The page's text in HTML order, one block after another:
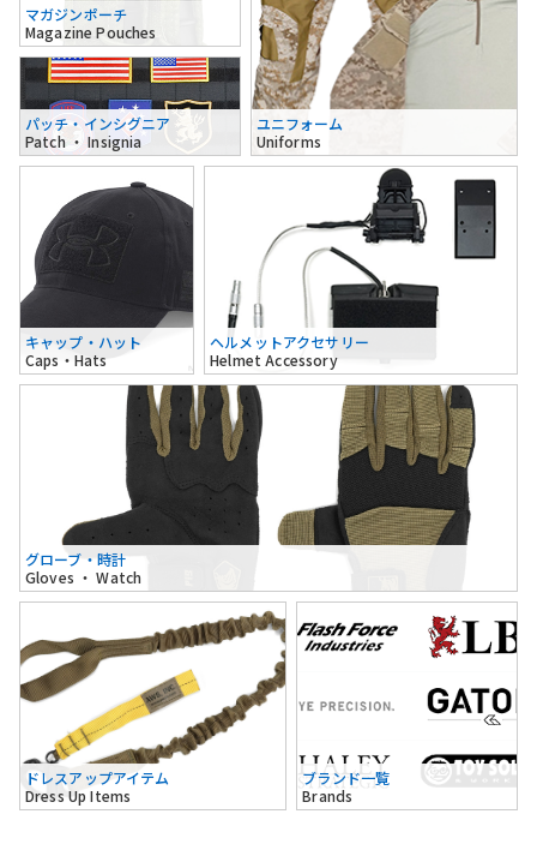
マガジンポーチ
Magazine Pouches
パッチ・インシグニア
Patch ・ Insignia
ユニフォーム
Uniforms
キャップ・ハット
Caps・Hats
ヘルメットアクセサリー
Helmet Accessory
グローブ・時計
Gloves ・ Watch
ドレスアップアイテム
Dress Up Items
ブランド一覧
Brands